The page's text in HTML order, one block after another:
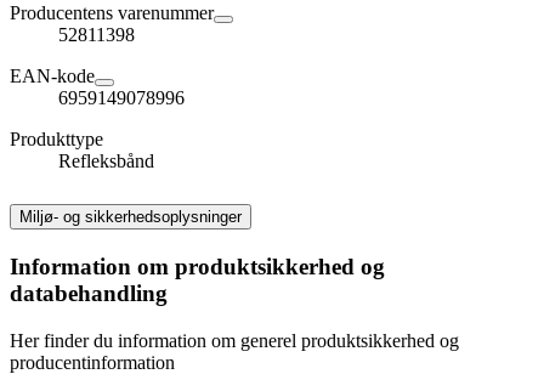
Producentens varenummer
52811398
EAN-kode
6959149078996
Produkttype
Refleksbånd
Miljø- og sikkerhedsoplysninger
Information om produktsikkerhed og
databehandling
Her finder du information om generel produktsikkerhed og
producentinformation